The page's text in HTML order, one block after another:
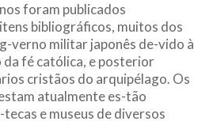
foram publicados
bibliográficos, muitos dos
verno militar japonês de-vido à
fé católica, e posterior
cristãos do arquipélago. Os
atualmente es-tão
e museus de diversos